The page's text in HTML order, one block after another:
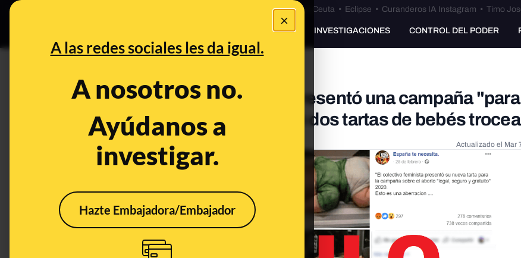
×
A las redes sociales les da igual.
A nosotros no.
Ayúdanos a
investigar.
Hazte Embajadora/Embajador
Especial Ceuta•Bulos Ceuta • Eclipse • Curanderos IA Instagram • Timo
PREBUNKING INVESTIGACIONES CONTROL DEL PODER
No, ningún "colectivo feminista" presentó una campaña
aborto legal, seguro y gratuito" con dos tartas de bebés
Mar 2, 2020, 11:03:13 AM Actualizado el Mar